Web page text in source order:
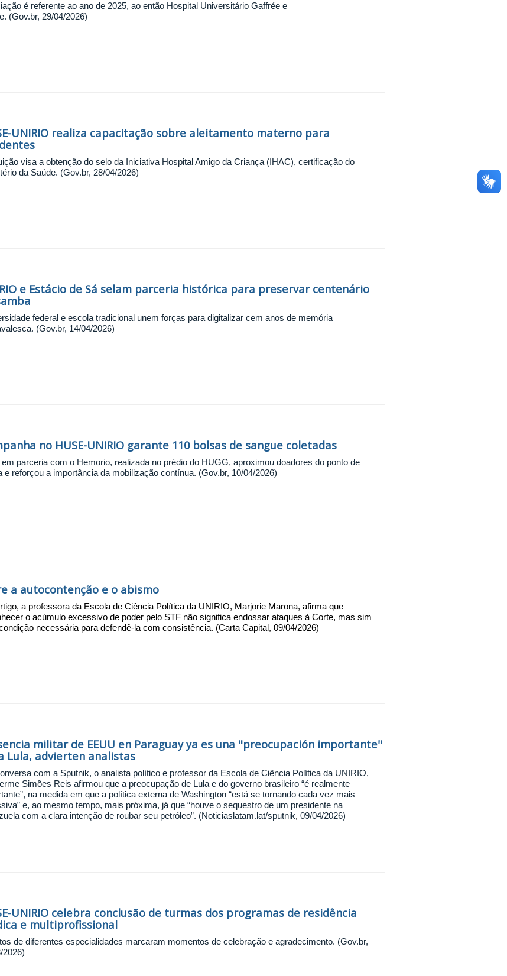
é referente ao ano de 2025, ao então Hospital Universitário Gaffrée e
(Gov.br, 29/04/2026)
UNIRIO realiza capacitação sobre aleitamento materno para
visa a obtenção do selo da Iniciativa Hospital Amigo da Criança (IHAC), certificação do
da Saúde. (Gov.br, 28/04/2026)
e Estácio de Sá selam parceria histórica para preservar centenário
federal e escola tradicional unem forças para digitalizar cem anos de memória
(Gov.br, 14/04/2026)
no HUSE-UNIRIO garante 110 bolsas de sangue coletadas
parceria com o Hemorio, realizada no prédio do HUGG, aproximou doadores do ponto de
e reforçou a importância da mobilização contínua. (Gov.br, 10/04/2026)
a autocontenção e o abismo
a professora da Escola de Ciência Política da UNIRIO, Marjorie Marona, afirma que
o acúmulo excessivo de poder pelo STF não significa endossar ataques à Corte, mas sim
necessária para defendê-la com consistência. (Carta Capital, 09/04/2026)
militar de EEUU en Paraguay ya es una "preocupación importante"
Lula, advierten analistas
com a Sputnik, o analista político e professor da Escola de Ciência Política da UNIRIO,
Simões Reis afirmou que a preocupação de Lula e do governo brasileiro “é realmente
na medida em que a política externa de Washington “está se tornando cada vez mais
e, ao mesmo tempo, mais próxima, já que “houve o sequestro de um presidente na
com a clara intenção de roubar seu petróleo”. (Noticiaslatam.lat/sputnik, 09/04/2026)
UNIRIO celebra conclusão de turmas dos programas de residência
e multiprofissional
de diferentes especialidades marcaram momentos de celebração e agradecimento. (Gov.br,
2026)